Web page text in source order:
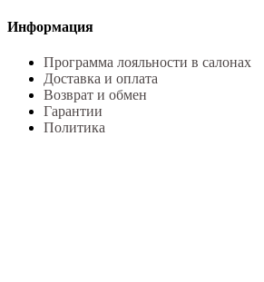
Информация
Программа лояльности в салонах
Доставка и оплата
Возврат и обмен
Гарантии
Политика